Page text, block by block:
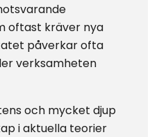
oftast kräver nya
påverkar ofta
verksamheten
och mycket djup
i aktuella teorier